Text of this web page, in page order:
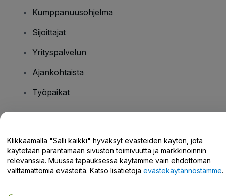
Kumppanuusohjelma
Sijoittajat
Yrityspalvelun
Ajankohtaista
Työpaikat
Tukikeskus / Ota meihin yhteyttä
Klikkaamalla "Salli kaikki" hyväksyt evästeiden käytön, jota
käytetään parantamaan sivuston toimivuutta ja markkinoinnin
relevanssia. Muussa tapauksessa käytämme vain ehdottoman
välttämättömiä evästeitä. Katso lisätietoja evästekäytännöstämme.